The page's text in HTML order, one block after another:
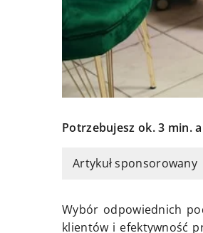
Potrzebujesz ok. 3 min.
Artykuł sponsorowany
Wybór odpowiednich
klientów i efektywność